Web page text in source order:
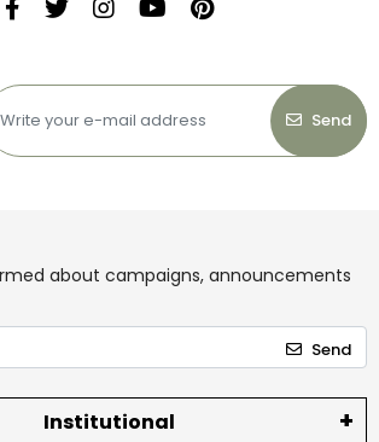
Send
about campaigns, announcements
Send
Institutional